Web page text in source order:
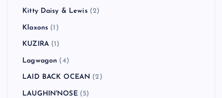
Kitty Daisy & Lewis(2)
Klaxons (1)
KUZIRA(1)
Lagwagon (4)
LAID BACK OCEAN (2)
LAUGHIN'NOSE(5)